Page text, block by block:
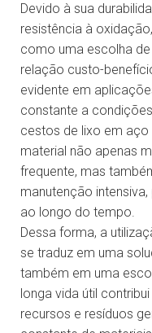
Devido à sua
resistência à
como uma escolha
relação custo-
evidente em
constante a
cestos de lixo em aço
material não apenas
frequente, mas
manutenção
ao longo do tempo.
Dessa forma, a
se traduz em uma
também em uma
longa vida útil
recursos e resíduos